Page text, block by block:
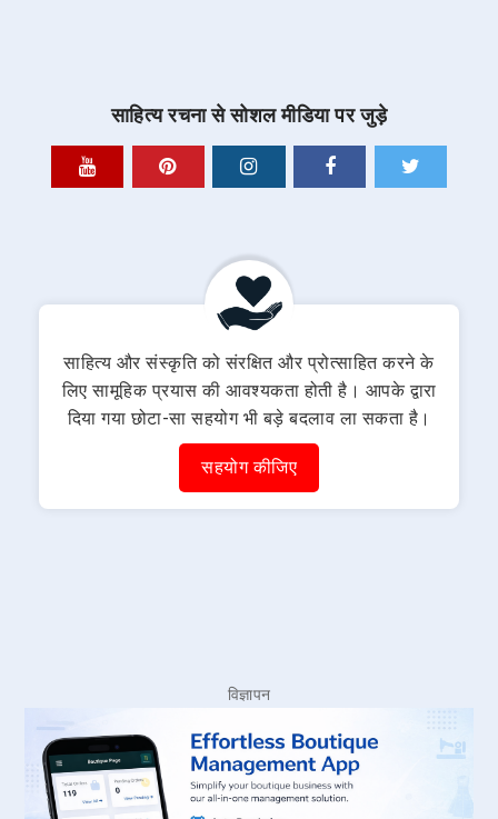
साहित्य रचना से सोशल मीडिया पर जुड़े
साहित्य और संस्कृति को संरक्षित और प्रोत्साहित करने के
लिए सामूहिक प्रयास की आवश्यकता होती है। आपके द्वारा
दिया गया छोटा-सा सहयोग भी बड़े बदलाव ला सकता है।
सहयोग कीजिए
विज्ञापन